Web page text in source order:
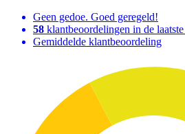
Geen gedoe. Goed geregeld!
58 klantbeoordelingen in de
Gemiddelde klantbeoordeling